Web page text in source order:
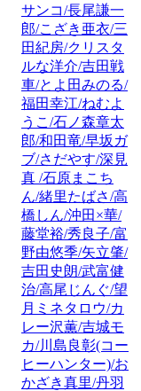
サンコ/長尾謙一
郎/こざき亜衣/三
田紀房/クリスタ
ルな洋介/吉田戦
車/とよ田みのる/
福田幸江/ねむよ
うこ/石ノ森章太
郎/和田竜/早坂ガ
ブ/さだやす/深見
真 /石原まこち
ん/緒里たばさ/高
橋しん/沖田×華/
藤堂裕/秀良子/富
野由悠季/矢立肇/
吉田史朗/武富健
治/高尾じんぐ/望
月ミネタロウ/カ
レー沢薫/吉城モ
カ/川島良彰(コー
ヒーハンター)/お
かざき真里/丹羽